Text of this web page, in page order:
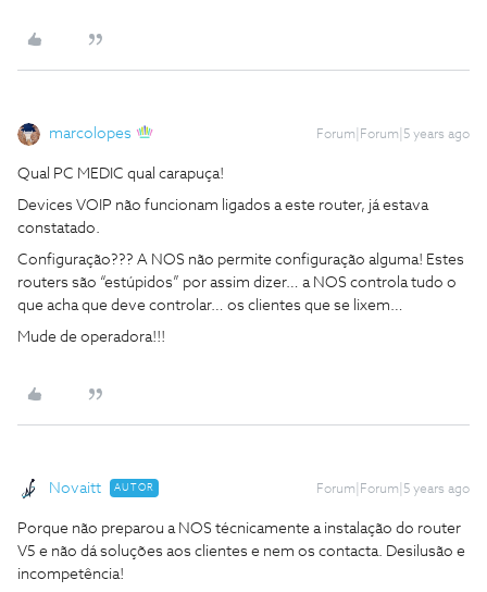
marcolopes Forum|Forum|5 years ago
Qual PC MEDIC qual carapuça!
Devices VOIP não funcionam ligados a este router, já estava
constatado.
Configuração??? A NOS não permite configuração alguma! Estes
routers são “estúpidos” por assim dizer… a NOS controla tudo o
que acha que deve controlar… os clientes que se lixem…
Mude de operadora!!!
Novaitt AUTOR Forum|Forum|5 years ago
Porque não preparou a NOS técnicamente a instalação do router
V5 e não dá soluções aos clientes e nem os contacta. Desilusão e
incompetência!